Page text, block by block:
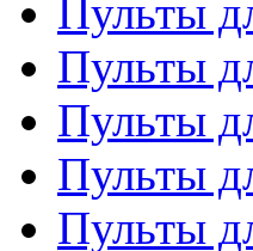
Пульты
Пульты
Пульты
Пульты
Пульты